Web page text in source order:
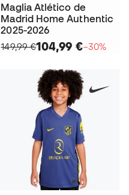
Maglia Atlético de
Madrid Home Authentic
2025-2026
149,99 €104,99 €−30%